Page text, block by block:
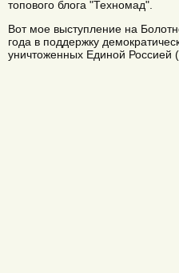
топового блога "Техномад".
Вот мое выступление на
года в поддержку
уничтоженных Единой Россией